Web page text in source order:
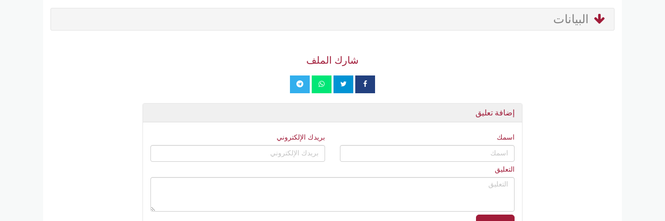
البيانات
شارك الملف
إضافة تعليق
اسمك بريدك الإلكتروني
التعليق